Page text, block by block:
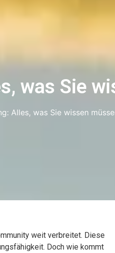
was Sie
Alles, was Sie wissen
weit verbreitet. Diese
Doch wie kommt